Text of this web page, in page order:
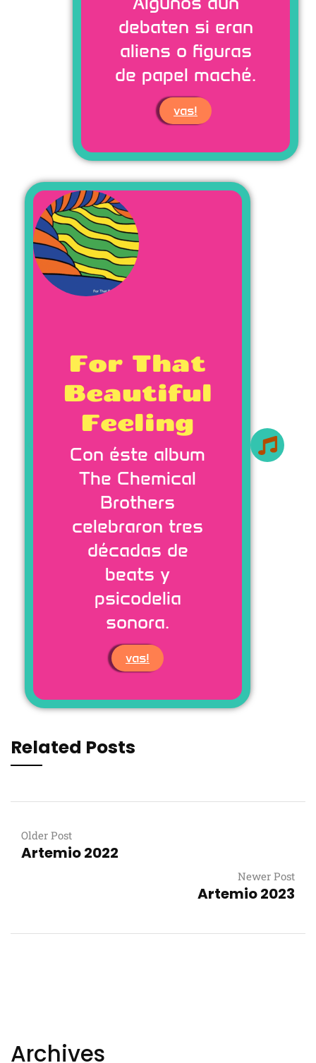
debaten si eran
aliens o figuras
de papel maché.
vas!
For That
Beautiful
Feeling
Con éste album
The Chemical
Brothers
celebraron tres
décadas de
beats y
psicodelia
sonora.
vas!
Related Posts
Older Post
Artemio 2022
Newer Post
Artemio 2023
Archives